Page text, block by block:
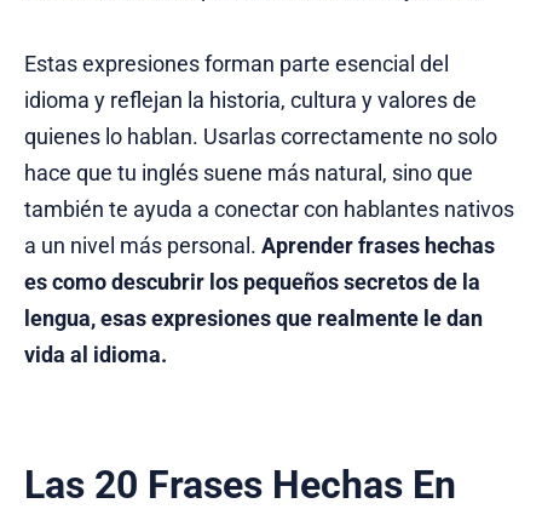
Estas expresiones forman parte esencial del
idioma y reflejan la historia, cultura y valores de
quienes lo hablan. Usarlas correctamente no solo
hace que tu inglés suene más natural, sino que
también te ayuda a conectar con hablantes nativos
a un nivel más personal. Aprender frases hechas
es como descubrir los pequeños secretos de la
lengua, esas expresiones que realmente le dan
vida al idioma.
Las 20 Frases Hechas En